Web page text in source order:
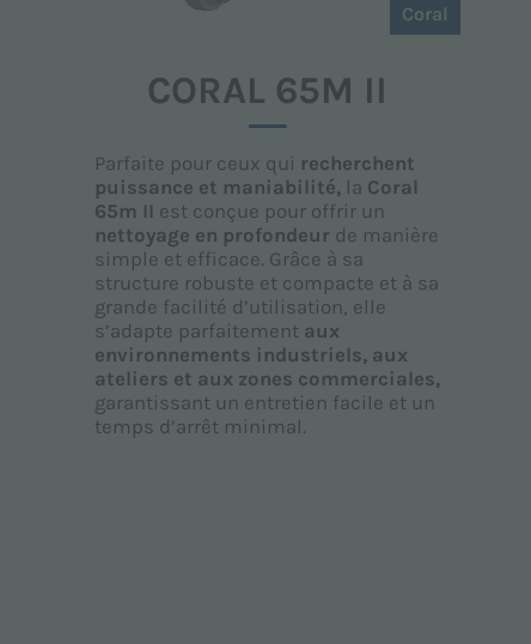
Coral
CORAL 65M II
Parfaite pour ceux qui recherchent
puissance et maniabilité,la Coral
65m II est conçue pour offrir un
nettoyage en profondeur de manière
simple et efficace. Grâce à sa
structure robuste et compacte et à sa
grande facilité d’utilisation, elle
s’adapte parfaitement aux
environnements industriels, aux
ateliers et aux zones commerciales,
garantissant un entretien facile et un
temps d’arrêt minimal.